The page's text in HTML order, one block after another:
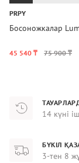
PRPY
Босоножкалар
45 540 ₸ 75 900 ₸
14 күні
БҮКІЛ
3-тен 8